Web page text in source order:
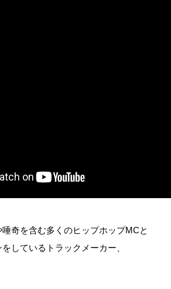
奇を含む多くのヒップホップMCと
しているトラックメーカー、